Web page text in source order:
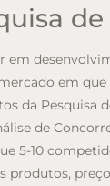
em
em que
da Pesquisa
de
5-10
produtos,